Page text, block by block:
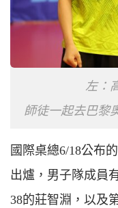
左：
師徒一起去巴黎
國際桌總6/18公布
出爐，男子隊成員
38的莊智淵，以及